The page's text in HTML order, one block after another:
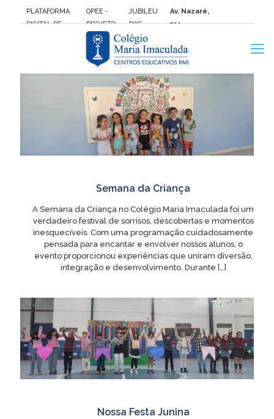
PLATAFORMA
DIGITAL DE
OPEE -
PROJETO
DE VIDA
JUBILEU
DOS
JOVENS
Av. Nazaré,
711 –
São
Paulo/SP
Semana da Criança
A Semana da Criança no Colégio Maria Imaculada foi um
verdadeiro festival de sorrisos, descobertas e momentos
inesquecíveis. Com uma programação cuidadosamente
pensada para encantar e envolver nossos alunos, o
evento proporcionou experiências que uniram diversão,
integração e desenvolvimento. Durante […]
Nossa Festa Junina